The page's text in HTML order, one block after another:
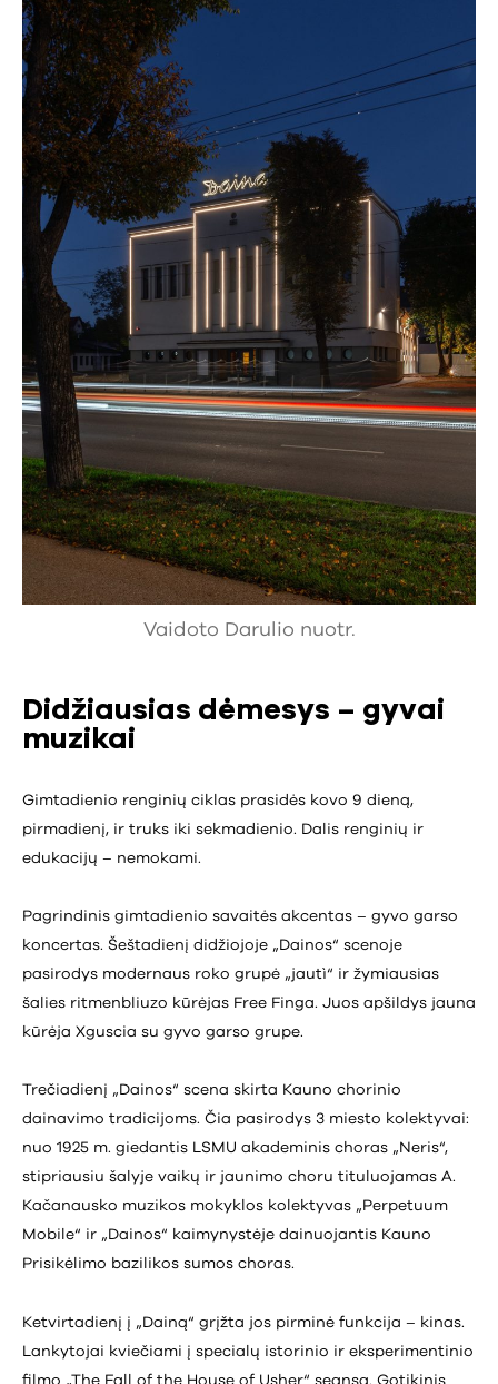
Vaidoto Darulio nuotr.
Didžiausias dėmesys – gyvai
muzikai
Gimtadienio renginių ciklas prasidės kovo 9 dieną,
pirmadienį, ir truks iki sekmadienio. Dalis renginių ir
edukacijų – nemokami.
Pagrindinis gimtadienio savaitės akcentas – gyvo garso
koncertas. Šeštadienį didžiojoje „Dainos“ scenoje
pasirodys modernaus roko grupė „jautì“ ir žymiausias
šalies ritmenbliuzo kūrėjas Free Finga. Juos apšildys jauna
kūrėja Xguscia su gyvo garso grupe.
Trečiadienį „Dainos“ scena skirta Kauno chorinio
dainavimo tradicijoms. Čia pasirodys 3 miesto kolektyvai:
nuo 1925 m. giedantis LSMU akademinis choras „Neris“,
stipriausiu šalyje vaikų ir jaunimo choru tituluojamas A.
Kačanausko muzikos mokyklos kolektyvas „Perpetuum
Mobile“ ir „Dainos“ kaimynystėje dainuojantis Kauno
Prisikėlimo bazilikos sumos choras.
Ketvirtadienį į „Dainą“ grįžta jos pirminė funkcija – kinas.
Lankytojai kviečiami į specialų istorinio ir eksperimentinio
filmo „The Fall of the House of Usher“ seansą. Gotikinis